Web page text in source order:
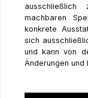
ausschließlich
machbaren
konkrete
sich
und kann von
Änderungen und